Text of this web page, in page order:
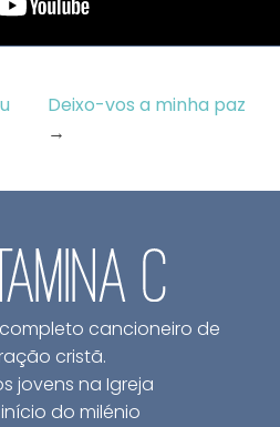
Deixo-vos a minha paz
→
cancioneiro de
cristã.
jovens na Igreja
do milénio